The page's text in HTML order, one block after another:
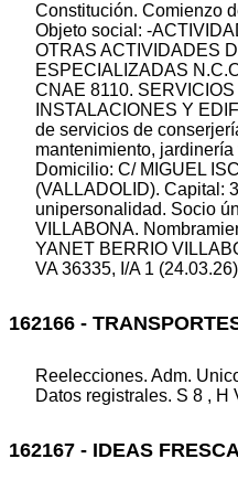
Constitución. Comienzo
Objeto social: -
OTRAS ACTIVIDADES
ESPECIALIZADAS
CNAE 8110.
INSTALACIONES Y
de servicios de
mantenimiento,
Domicilio: C/ MIGUEL
(VALLADOLID). Capital:
unipersonalidad. Socio
VILLABONA.
YANET BERRIO
VA 36335, I/A 1
162166 -
Reelecciones. Adm.
Datos registrales. S 8 , H
162167 - IDEAS